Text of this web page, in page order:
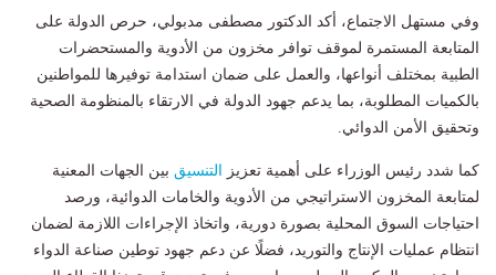
وفي مستهل الاجتماع، أكد الدكتور مصطفى مدبولي، حرص الدولة على
المتابعة المستمرة لموقف توافر مخزون من الأدوية والمستحضرات
الطبية بمختلف أنواعها، والعمل على ضمان استدامة توفيرها للمواطنين
بالكميات المطلوبة، بما يدعم جهود الدولة في الارتقاء بالمنظومة الصحية
وتحقيق الأمن الدوائي.
كما شدد رئيس الوزراء على أهمية تعزيز التنسيق بين الجهات المعنية
لمتابعة المخزون الاستراتيجي من الأدوية والخامات الدوائية، ورصد
احتياجات السوق المحلية بصورة دورية، واتخاذ الإجراءات اللازمة لضمان
انتظام عمليات الإنتاج والتوريد، فضلًا عن دعم جهود توطين صناعة الدواء